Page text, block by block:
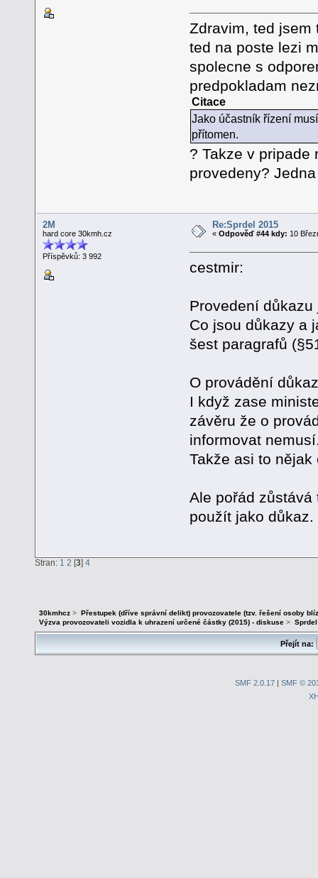
Zdravim, ted jsem
ted na poste lezi
spolecne s
predpokladam
Citace
Jako účastník řízení
přítomen.
? Takze v pripade
provedeny?
2M
hard core 30kmh.cz
Příspěvků: 3 992
Re:Sprdel 2015
«Odpověď #44 kdy: 10
cestmir:
Provedení
Co jsou důkazy a
šest paragrafů
O provádění
I když zase
závěru že o
informovat
Takže asi to nějak
Ale pořád
použít jako důkaz.
Stran: 1 2 [3] 4
30kmhcz > Přestupek (dříve správní delikt) provozovatele (tzv. řešení osoby
Výzva provozovateli vozidla k uhrazení určené částky (2015) - diskuse >
Přejít na:
SMF 2.0.17| SMF ©